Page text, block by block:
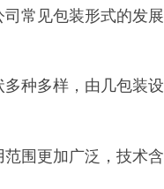
常见包装形式的发
多种多样，由几包装
围更加广泛，技术